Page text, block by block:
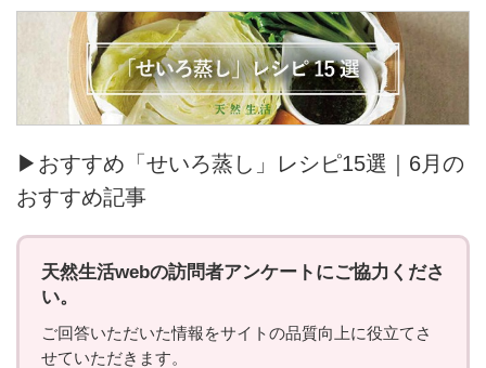
▶おすすめ「せいろ蒸し」レシピ15選｜6月の
おすすめ記事